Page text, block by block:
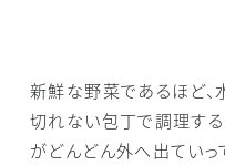
新鮮な野菜であるほど、
切れない包丁で調理する
がどんどん外へ出ていっ